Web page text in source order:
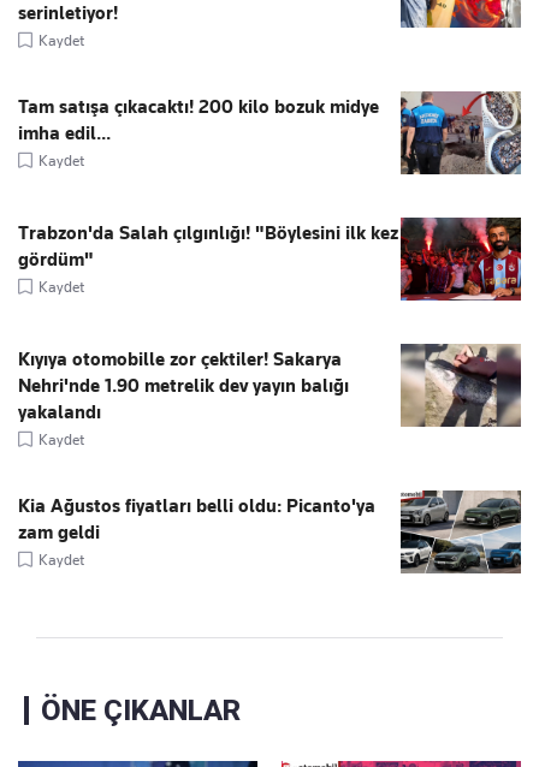
serinletiyor!
Kaydet
Tam satışa çıkacaktı! 200 kilo bozuk midye
imha edil...
Kaydet
Trabzon'da Salah çılgınlığı! "Böylesini ilk kez
gördüm"
Kaydet
Kıyıya otomobille zor çektiler! Sakarya
Nehri'nde 1.90 metrelik dev yayın balığı
yakalandı
Kaydet
Kia Ağustos fiyatları belli oldu: Picanto'ya
zam geldi
Kaydet
ÖNE ÇIKANLAR